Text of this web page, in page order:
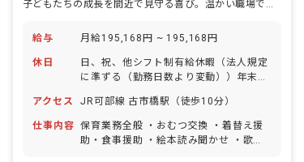
子どもたちの成長を間近で見守る喜び。温かい職場であなたの個性を輝かせませんか？
給与 月給195,168円 ~ 195,168円
休日
日、祝、他シフト制有給休暇（法人規定
に準ずる（勤務日数より変動））年末年
アクセス
JR可部線 古市橋駅（徒歩10分）
仕事内容 保育業務全般 ・おむつ交換 ・着替え援
助・食事援助 ・絵本読み聞かせ ・歌、